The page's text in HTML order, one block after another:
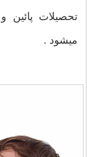
تحصیلات پائین
ميشود .